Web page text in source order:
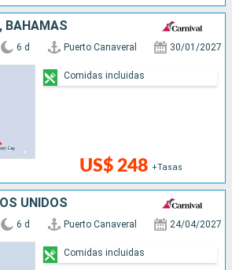
BAHAMAS
6 d Puerto Canaveral 30/01/2027
US$ 248 +Tasas
Comidas incluidas
UNIDOS
6 d Puerto Canaveral 24/04/2027
Comidas incluidas